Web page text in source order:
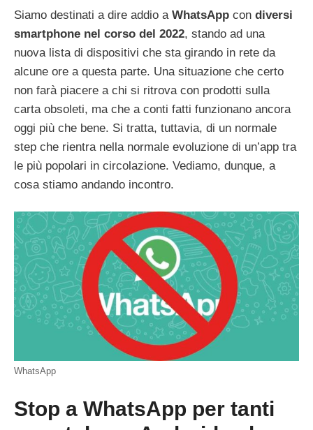
Siamo destinati a dire addio a WhatsApp con diversi
smartphone nel corso del 2022, stando ad una
nuova lista di dispositivi che sta girando in rete da
alcune ore a questa parte. Una situazione che certo
non farà piacere a chi si ritrova con prodotti sulla
carta obsoleti, ma che a conti fatti funzionano ancora
oggi più che bene. Si tratta, tuttavia, di un normale
step che rientra nella normale evoluzione di un’app tra
le più popolari in circolazione. Vediamo, dunque, a
cosa stiamo andando incontro.
WhatsApp
Stop a WhatsApp per tanti